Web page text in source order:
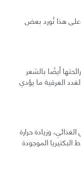
هذا نُورد بعض
أيضًا بالشعر
العرقية ما يؤدي
وزيادة حرارة
الموجودة